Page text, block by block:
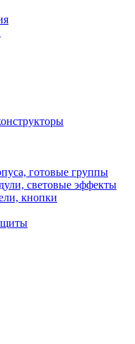
готовые группы
световые эффекты
кнопки